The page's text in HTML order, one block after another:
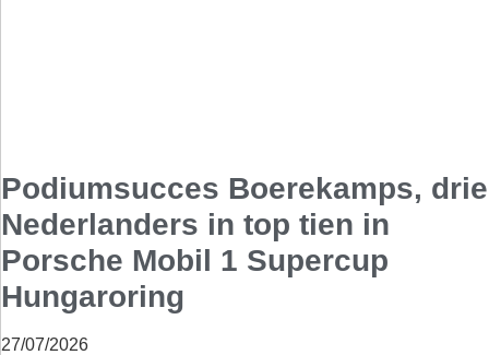
Podiumsucces Boerekamps, drie
Nederlanders in top tien in
Porsche Mobil 1 Supercup
Hungaroring
27/07/2026